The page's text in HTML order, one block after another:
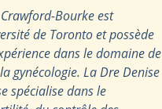
Bourke est
de Toronto et possède
dans le domaine de
gynécologie. La Dre Denise
spécialise dans le